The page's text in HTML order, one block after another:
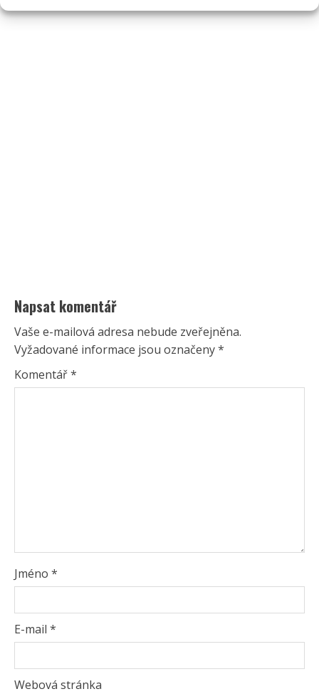
Napsat komentář
Vaše e-mailová adresa nebude zveřejněna.
Vyžadované informace jsou označeny*
Komentář*
Jméno *
E-mail *
Webová stránka